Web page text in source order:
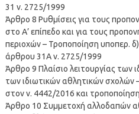
31 ν. 2725/1999
Άρθρο 8 Ρυθμίσεις για τους
στο Α’ επίπεδο και για τους
περιοχών – Τροποποίηση υποπερ.
άρθρου 31Α ν. 2725/1999
Άρθρο 9 Πλαίσιο λειτουργίας των
των ιδιωτικών αθλητικών
στον ν. 4442/2016 και
Άρθρο 10 Συμμετοχή αλλοδαπών